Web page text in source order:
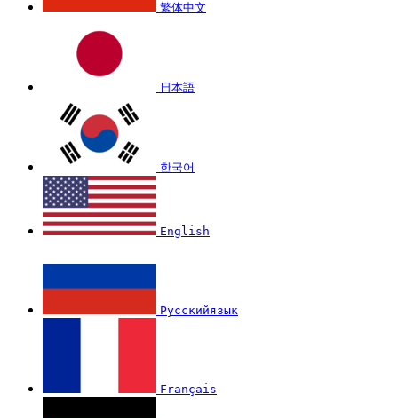
繁体中文
日本語
한국어
English
Русскийязык
Français